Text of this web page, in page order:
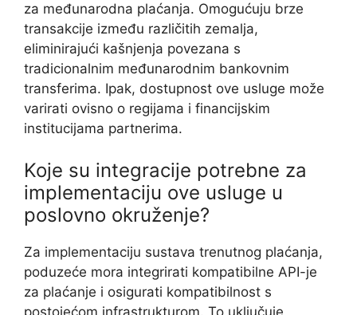
za međunarodna plaćanja. Omogućuju brze
transakcije između različitih zemalja,
eliminirajući kašnjenja povezana s
tradicionalnim međunarodnim bankovnim
transferima. Ipak, dostupnost ove usluge može
varirati ovisno o regijama i financijskim
institucijama partnerima.
Koje su integracije potrebne za
implementaciju ove usluge u
poslovno okruženje?
Za implementaciju sustava trenutnog plaćanja,
poduzeće mora integrirati kompatibilne API-je
za plaćanje i osigurati kompatibilnost s
postojećom infrastrukturom. To uključuje